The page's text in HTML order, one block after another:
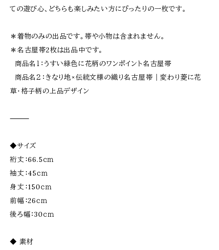
ての遊び心、どちらも楽しみたい方にぴったりの一枚です。
＊着物のみの出品です。帯や小物は含まれません。
＊名古屋帯2枚は出品中です。
商品名１：うすい緑色に花柄のワンポイント名古屋帯
商品名２：きなり地×伝統文様の織り名古屋帯｜変わり菱に花
草・格子柄の上品デザイン
⸻
◆サイズ
裄丈：66.5ｃｍ
袖丈：45ｃｍ
身丈：150ｃｍ
前幅：26ｃｍ
後ろ幅：30ｃｍ
◆ 素材